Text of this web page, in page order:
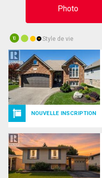
Photo
10 Style de vie
NOUVELLE INSCRIPTION